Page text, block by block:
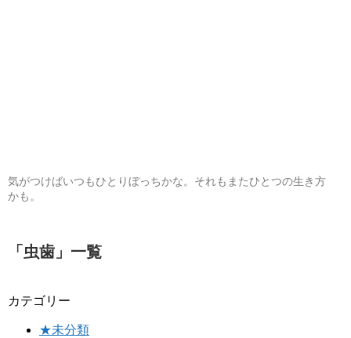
気がつけばいつもひとりぼっちかな。それもまたひとつの生き方
かも。
「 虫歯 」 一覧
カテゴリー
★未分類